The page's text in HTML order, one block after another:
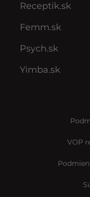
Receptik.sk
Femm.sk
Psych.sk
Yimba.sk
VOP